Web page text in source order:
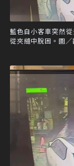
藍色自小客車突然
從夾縫中脫困。圖